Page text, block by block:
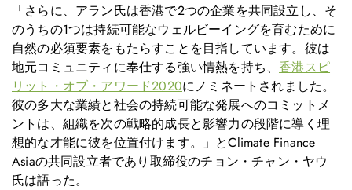
「さらに、アラン氏は香港で2つの企業を共同設立し、そ
のうちの1つは持続可能なウェルビーイングを育むために
自然の必須要素をもたらすことを目指しています。彼は
地元コミュニティに奉仕する強い情熱を持ち、香港スピ
リット・オブ・アワード2020にノミネートされました。
彼の多大な業績と社会の持続可能な発展へのコミットメ
ントは、組織を次の戦略的成長と影響力の段階に導く理
想的な才能に彼を位置付けます。」とClimate Finance
Asiaの共同設立者であり取締役のチョン・チャン・ヤウ
氏は語った。